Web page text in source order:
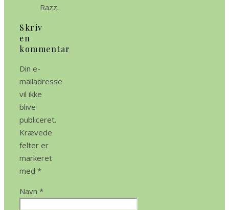
Razz.
Skriv
en
kommentar
Din e-
mailadresse
vil ikke
blive
publiceret.
Krævede
felter er
markeret
med *
Navn *